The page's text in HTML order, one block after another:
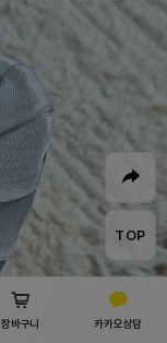
TOP
장바구니 카카오상담